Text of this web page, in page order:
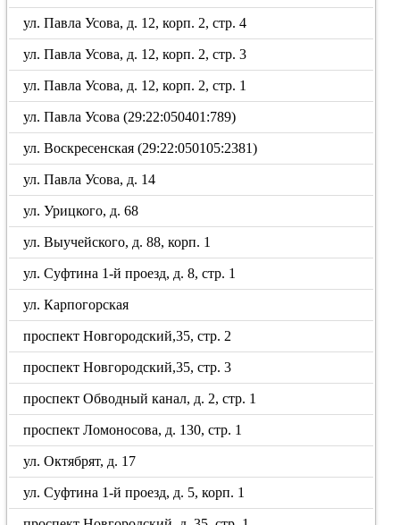
ул. Павла Усова, д. 12, корп. 2, стр. 4
ул. Павла Усова, д. 12, корп. 2, стр. 3
ул. Павла Усова, д. 12, корп. 2, стр. 1
ул. Павла Усова (29:22:050401:789)
ул. Воскресенская (29:22:050105:2381)
ул. Павла Усова, д. 14
ул. Урицкого, д. 68
ул. Выучейского, д. 88, корп. 1
ул. Суфтина 1-й проезд, д. 8, стр. 1
ул. Карпогорская
проспект Новгородский,35, стр. 2
проспект Новгородский,35, стр. 3
проспект Обводный канал, д. 2, стр. 1
проспект Ломоносова, д. 130, стр. 1
ул. Октябрят, д. 17
ул. Суфтина 1-й проезд, д. 5, корп. 1